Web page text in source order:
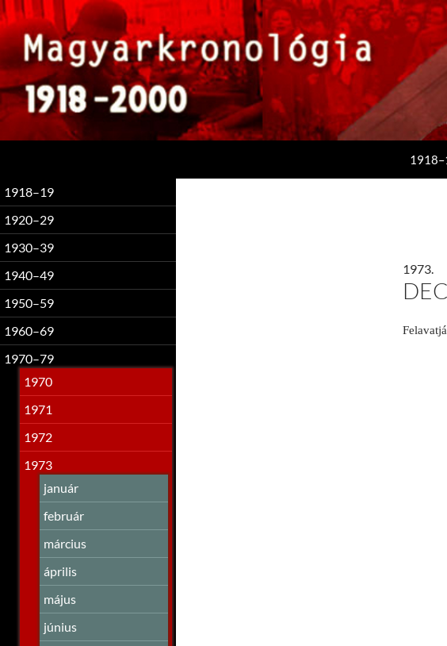
1973.
1918–19
1920–29
1930–39
1940–49
1950–59
1960–69
1970–79
1970
1971
1972
1973
január
február
március
április
május
június